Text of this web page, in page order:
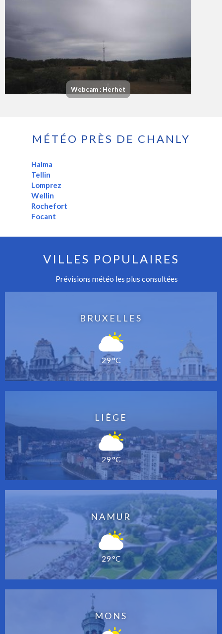
Webcam : Herhet
MÉTÉO PRÈS DE CHANLY
Halma
Tellin
Lomprez
Wellin
Rochefort
Focant
VILLES POPULAIRES
Prévisions météo les plus consultées
BRUXELLES
29 °C
LIÈGE
29 °C
NAMUR
29 °C
MONS